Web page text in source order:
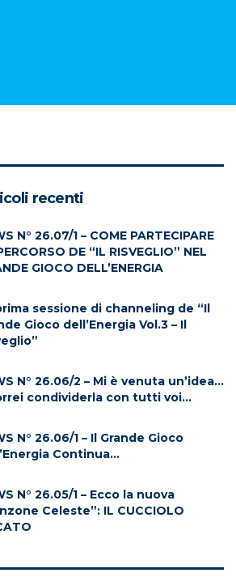
recenti
N° 26.07/1 – COME PARTECIPARE
DE “IL RISVEGLIO” NEL
GIOCO DELL’ENERGIA
sessione di channeling de “Il
Gioco dell’Energia Vol.3 – Il
N° 26.06/2 – Mi è venuta un’idea…
condividerla con tutti voi…
N° 26.06/1 – Il Grande Gioco
Continua…
N° 26.05/1 – Ecco la nuova
Celeste”: IL CUCCIOLO